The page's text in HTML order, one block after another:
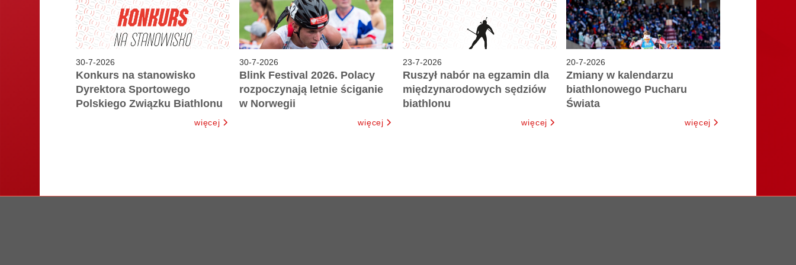
30-7-2026
Konkurs na stanowisko
Dyrektora Sportowego
Polskiego Związku Biathlonu
więcej
30-7-2026
Blink Festival 2026. Polacy
rozpoczynają letnie ściganie
w Norwegii
więcej
23-7-2026
Ruszył nabór na egzamin dla
międzynarodowych sędziów
biathlonu
więcej
20-7-2026
Zmiany w kalendarzu
biathlonowego Pucharu
Świata
więcej